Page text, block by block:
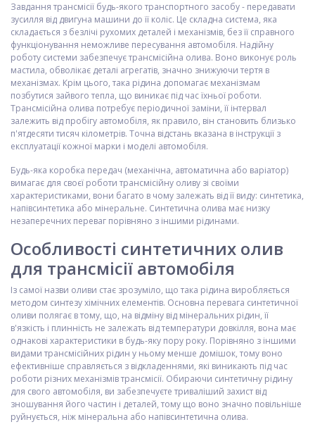
Завдання трансмісії будь-якого транспортного засобу - передавати
зусилля від двигуна машини до її коліс. Це складна система, яка
складається з безлічі рухомих деталей і механізмів, без її справного
функціонування неможливе пересування автомобіля. Надійну
роботу системи забезпечує трансмісійна олива. Воно виконує роль
мастила, обволікає деталі агрегатів, значно знижуючи тертя в
механізмах. Крім цього, така рідина допомагає механізмам
позбутися зайвого тепла, що виникає під час їхньої роботи.
Трансмісійна олива потребує періодичної заміни, її інтервал
залежить від пробігу автомобіля, як правило, він становить близько
п'ятдесяти тисяч кілометрів. Точна відстань вказана в інструкції з
експлуатації кожної марки і моделі автомобіля.
Будь-яка коробка передач (механічна, автоматична або варіатор)
вимагає для своєї роботи трансмісійну оливу зі своїми
характеристиками, вони багато в чому залежать від її виду: синтетика,
напівсинтетика або мінеральне. Синтетична олива має низку
незаперечних переваг порівняно з іншими рідинами.
Особливості синтетичних олив
для трансмісії автомобіля
Із самої назви оливи стає зрозуміло, що така рідина виробляється
методом синтезу хімічних елементів. Основна перевага синтетичної
оливи полягає в тому, що, на відміну від мінеральних рідин, її
в'язкість і плинність не залежать від температури довкілля, вона має
однакові характеристики в будь-яку пору року. Порівняно з іншими
видами трансмісійних рідин у ньому менше домішок, тому воно
ефективніше справляється з відкладеннями, які виникають під час
роботи різних механізмів трансмісії. Обираючи синтетичну рідину
для свого автомобіля, ви забезпечуєте триваліший захист від
зношування його частин і деталей, тому що воно значно повільніше
руйнується, ніж мінеральна або напівсинтетична олива.